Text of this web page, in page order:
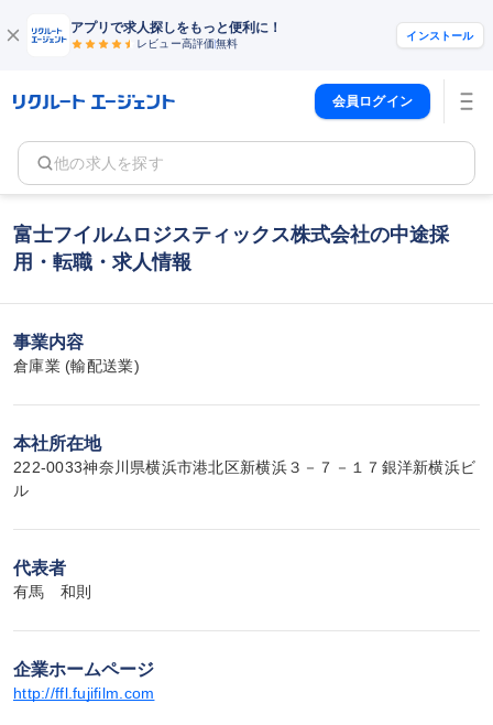
アプリで求人探しをもっと便利に！
レビュー高評価無料
インストール
会員ログイン
他の求人を探す
富士フイルムロジスティックス株式会社の中途採
用・転職・求人情報
事業内容
倉庫業 (輸配送業)
本社所在地
222-0033神奈川県横浜市港北区新横浜３－７－１７銀洋新横浜ビ
ル
代表者
有馬　和則
企業ホームページ
http://ffl.fujifilm.com